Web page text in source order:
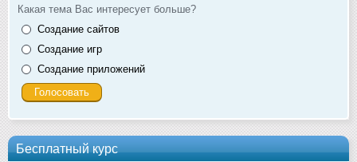
Какая тема Вас интересует больше?
Создание сайтов
Создание игр
Создание приложений
Бесплатный курс